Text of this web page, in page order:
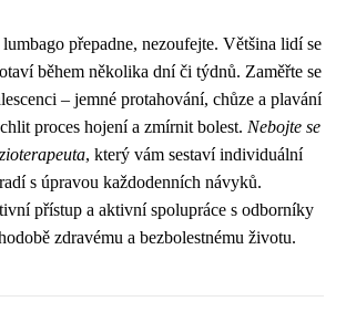
přepadne, nezoufejte. Většina lidí se
během několika dní či týdnů. Zaměřte se
– jemné protahování, chůze a plavání
proces hojení a zmírnit bolest. Nebojte se
, který vám sestaví individuální
s úpravou každodenních návyků.
přístup a aktivní spolupráce s odborníky
zdravému a bezbolestnému životu.